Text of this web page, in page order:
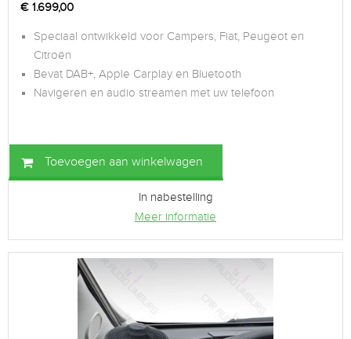
€ 1.699,00
Speciaal ontwikkeld voor Campers, Fiat, Peugeot en
Citroën
Bevat DAB+, Apple Carplay en Bluetooth
Navigeren en audio streamen met uw telefoon
Toevoegen aan winkelwagen
In nabestelling
Meer informatie